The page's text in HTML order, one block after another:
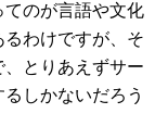
のが言語や文化
わけですが、そ
とりあえずサー
しかないだろう